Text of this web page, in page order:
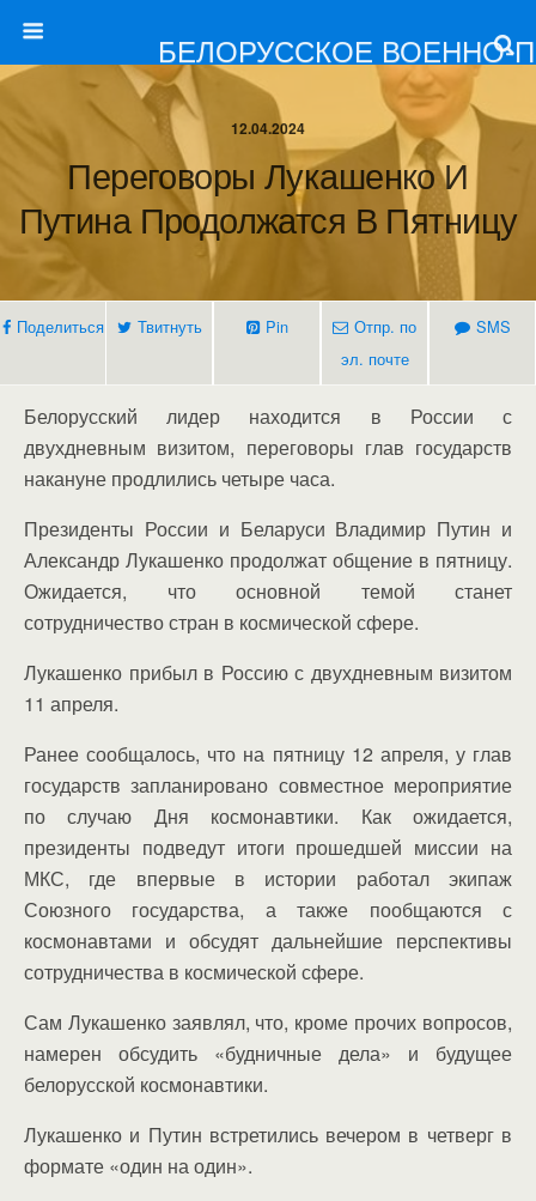
БЕЛОРУССКОЕ ВОЕННО-
12.04.2024
Переговоры Лукашенко И
Путина Продолжатся В Пятницу
Поделиться Твитнуть Pin
Отпр. по
эл. почте
SMS
Белорусский лидер находится в России с
двухдневным визитом, переговоры глав государств
накануне продлились четыре часа.
Президенты России и Беларуси Владимир Путин и
Александр Лукашенко продолжат общение в пятницу.
Ожидается, что основной темой станет
сотрудничество стран в космической сфере.
Лукашенко прибыл в Россию с двухдневным визитом
11 апреля.
Ранее сообщалось, что на пятницу 12 апреля, у глав
государств запланировано совместное мероприятие
по случаю Дня космонавтики. Как ожидается,
президенты подведут итоги прошедшей миссии на
МКС, где впервые в истории работал экипаж
Союзного государства, а также пообщаются с
космонавтами и обсудят дальнейшие перспективы
сотрудничества в космической сфере.
Сам Лукашенко заявлял, что, кроме прочих вопросов,
намерен обсудить «будничные дела» и будущее
белорусской космонавтики.
Лукашенко и Путин встретились вечером в четверг в
формате «один на один».